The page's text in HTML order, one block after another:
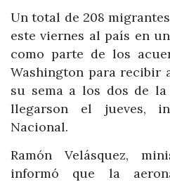
Un total de 208
este viernes al país en
como parte de los
Washington para recibir
su sema a los dos de la
llegarson el jueves,
Nacional.
Ramón Velásquez,
informó que la